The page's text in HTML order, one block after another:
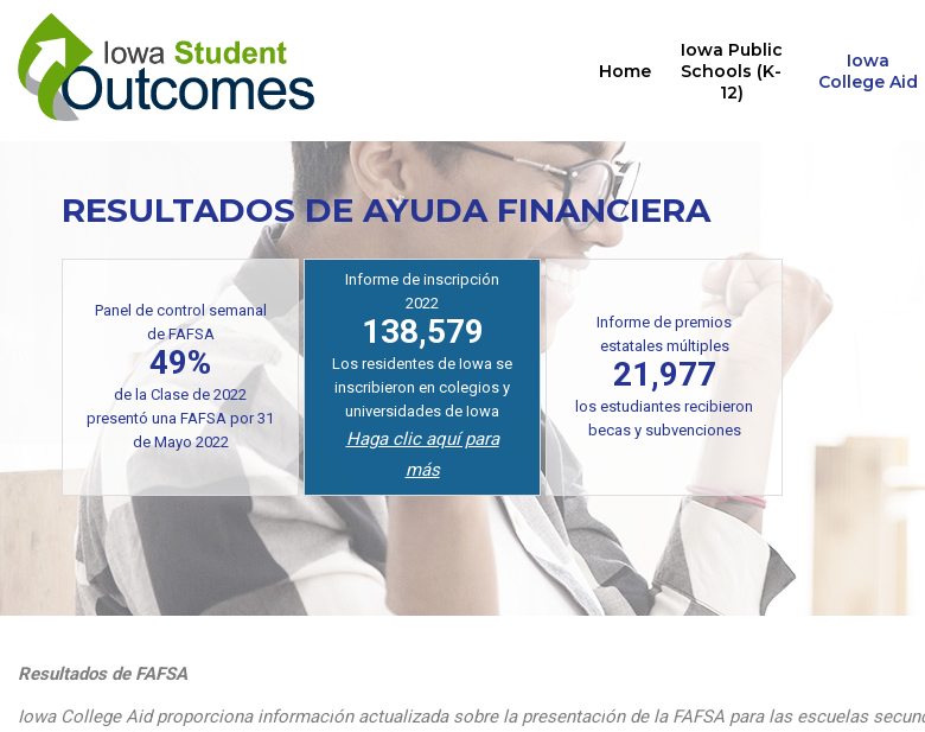
Pasar
contenido
principal
Home
Iowa Public
Schools (K-
12)
Iowa
College Aid
RESULTADOS DE AYUDA FINANCIERA
Panel de control semanal
de FAFSA
49%
de la Clase de 2022
presentó una FAFSA por 31
de Mayo 2022
Informe de inscripción
2022
138,579
Los residentes de Iowa se
inscribieron en colegios y
universidades de Iowa
Haga clic aquí para
más
Informe de premios
estatales múltiples
21,977
los estudiantes recibieron
becas y subvenciones
Resultados de FAFSA
Iowa College Aid proporciona información actualizada sobre la presentación de la FAFSA para las escuelas